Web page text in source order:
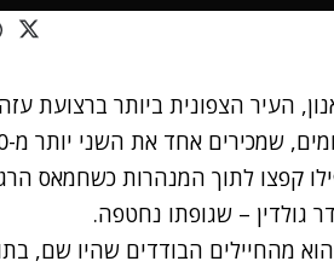
העיר הצפונית ביותר ברצועת
קפצו לתוך המנהרות כשחמאס
גולדין – שגופתו נחטפה.
מהחיילים הבודדים שהיו שם,